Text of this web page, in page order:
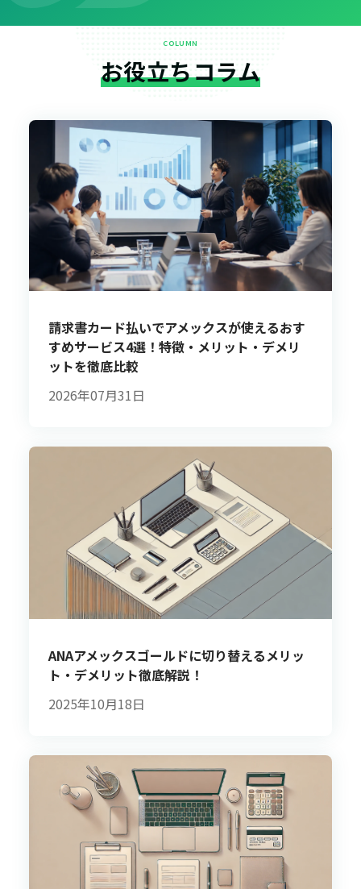
COLUMN
お役立ちコラム
請求書カード払いでアメックスが使えるおす
すめサービス4選！特徴・メリット・デメリ
ットを徹底比較
2026年07月31日
ANAアメックスゴールドに切り替えるメリッ
ト・デメリット徹底解説！
2025年10月18日